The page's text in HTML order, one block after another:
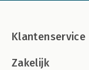
Klantenservice
Zakelijk